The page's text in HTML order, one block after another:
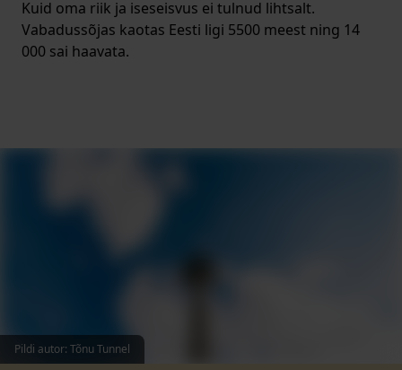
Kuid oma riik ja iseseisvus ei tulnud lihtsalt.
Vabadussõjas kaotas Eesti ligi 5500 meest ning 14
000 sai haavata.
Pildi autor: Tõnu Tunnel